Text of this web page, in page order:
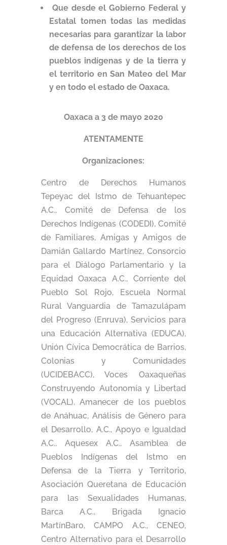
Que desde el Gobierno Federal y
Estatal tomen todas las medidas
necesarias para garantizar la labor
de defensa de los derechos de los
pueblos indígenas y de la tierra y
el territorio en San Mateo del Mar
y en todo el estado de Oaxaca.
Oaxaca a 3 de mayo 2020
ATENTAMENTE
Organizaciones:
Centro de Derechos Humanos
Tepeyac del Istmo de Tehuantepec
A.C., Comité de Defensa de los
Derechos Indígenas (CODEDI), Comité
de Familiares, Amigas y Amigos de
Damián Gallardo Martínez, Consorcio
para el Diálogo Parlamentario y la
Equidad Oaxaca A.C., Corriente del
Pueblo Sol Rojo, Escuela Normal
Rural Vanguardia de Tamazulápam
del Progreso (Enruva), Servicios para
una Educación Alternativa (EDUCA),
Unión Cívica Democrática de Barrios,
Colonias y Comunidades
(UCIDEBACC), Voces Oaxaqueñas
Construyendo Autonomía y Libertad
(VOCAL), Amanecer de los pueblos
de Anáhuac, Análisis de Género para
el Desarrollo, A.C., Apoyo e Igualdad
A.C., Aquesex A.C., Asamblea de
Pueblos Indígenas del Istmo en
Defensa de la Tierra y Territorio,
Asociación Queretana de Educación
para las Sexualidades Humanas,
Barca A.C., Brigada Ignacio
MartínBaro, CAMPO A.C., CENEO,
Centro Alternativo para el Desarrollo